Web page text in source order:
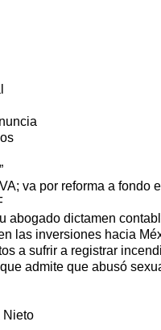
va por reforma a fondo
abogado dictamen
las inversiones hacia
a sufrir a registrar
admite que abusó
Nieto